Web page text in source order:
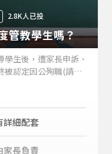
2.8K人已投
管教學生嗎？
學生後，遭家長申訴、
被認定因公殉職(請見
生嗎？
詳細配套
家長負責